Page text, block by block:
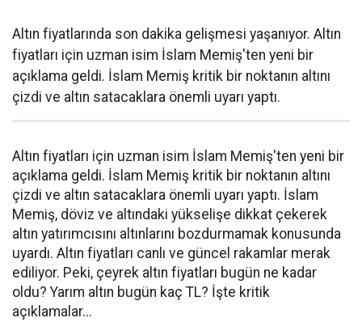
Altın fiyatlarında son dakika gelişmesi yaşanıyor. Altın
fiyatları için uzman isim İslam Memiş'ten yeni bir
açıklama geldi. İslam Memiş kritik bir noktanın altını
çizdi ve altın satacaklara önemli uyarı yaptı.
Altın fiyatları için uzman isim İslam Memiş'ten yeni bir
açıklama geldi. İslam Memiş kritik bir noktanın altını
çizdi ve altın satacaklara önemli uyarı yaptı. İslam
Memiş, döviz ve altındaki yükselişe dikkat çekerek
altın yatırımcısını altınlarını bozdurmamak konusunda
uyardı. Altın fiyatları canlı ve güncel rakamlar merak
ediliyor. Peki, çeyrek altın fiyatları bugün ne kadar
oldu? Yarım altın bugün kaç TL? İşte kritik
açıklamalar...